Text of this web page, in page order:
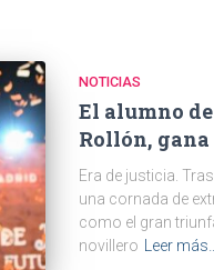
NOTICIAS
El alumno
Rollón,
Era de justicia.
una cornada de
como el gran
novillero
Leer más…